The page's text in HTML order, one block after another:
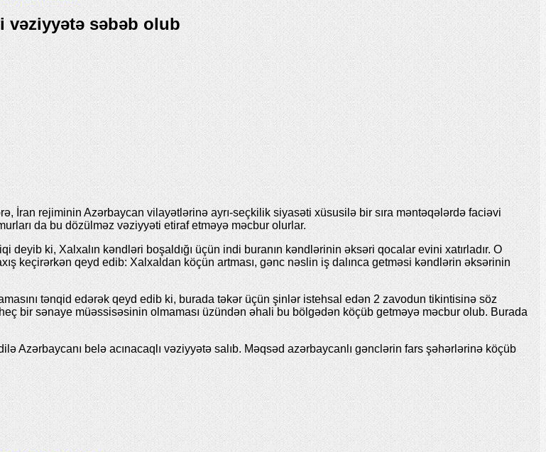
vəziyyətə səbəb olub
İran rejiminin Azərbaycan vilayətlərinə ayrı-seçkilik siyasəti xüsusilə bir sıra məntəqələrdə faciəvi
da bu dözülməz vəziyyəti etiraf etməyə məcbur olurlar.
ki, Xalxalın kəndləri boşaldığı üçün indi buranın kəndlərinin əksəri qocalar evini xatırladır. O
keçirərkən qeyd edib: Xalxaldan köçün artması, gənc nəslin iş dalınca getməsi kəndlərin əksərinin
tənqid edərək qeyd edib ki, burada təkər üçün şinlər istehsal edən 2 zavodun tikintisinə söz
bir sənaye müəssisəsinin olmaması üzündən əhali bu bölgədən köçüb getməyə məcbur olub. Burada
belə acınacaqlı vəziyyətə salıb. Məqsəd azərbaycanlı gənclərin fars şəhərlərinə köçüb